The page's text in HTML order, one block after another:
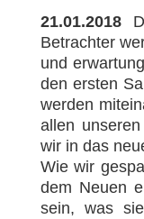
21.01.2018
Betrachter
und
den ersten
werden
allen
wir in das
Wie wir
dem Neuen
sein, was